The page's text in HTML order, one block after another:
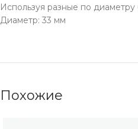
Используя разные по
Диаметр: 33 мм
Похожие